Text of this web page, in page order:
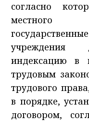
согласно
местного
учреждения
индексацию в
трудовым
трудового
в порядке,
договором,